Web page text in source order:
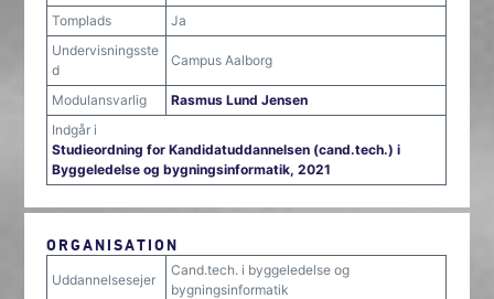
Tomplads
Ja
Undervisningsste
d
Campus Aalborg
Modulansvarlig
Rasmus Lund Jensen
Indgår i
Studieordning for Kandidatuddannelsen (cand.tech.) i
Byggeledelse og bygningsinformatik, 2021
ORGANISATION
Uddannelsesejer
Cand.tech. i byggeledelse og
bygningsinformatik